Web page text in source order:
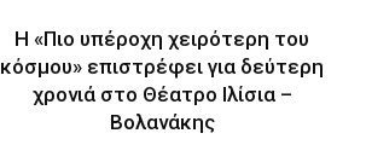
Η «Πιο υπέροχη χειρότερη του
κόσμου» επιστρέφει για δεύτερη
χρονιά στο Θέατρο Ιλίσια –
Βολανάκης